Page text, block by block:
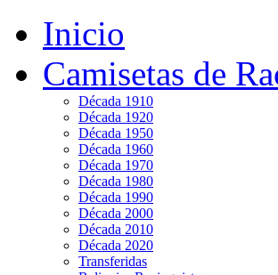
Inicio
Camisetas de
Década 1910
Década 1920
Década 1950
Década 1960
Década 1970
Década 1980
Década 1990
Década 2000
Década 2010
Década 2020
Transferidas